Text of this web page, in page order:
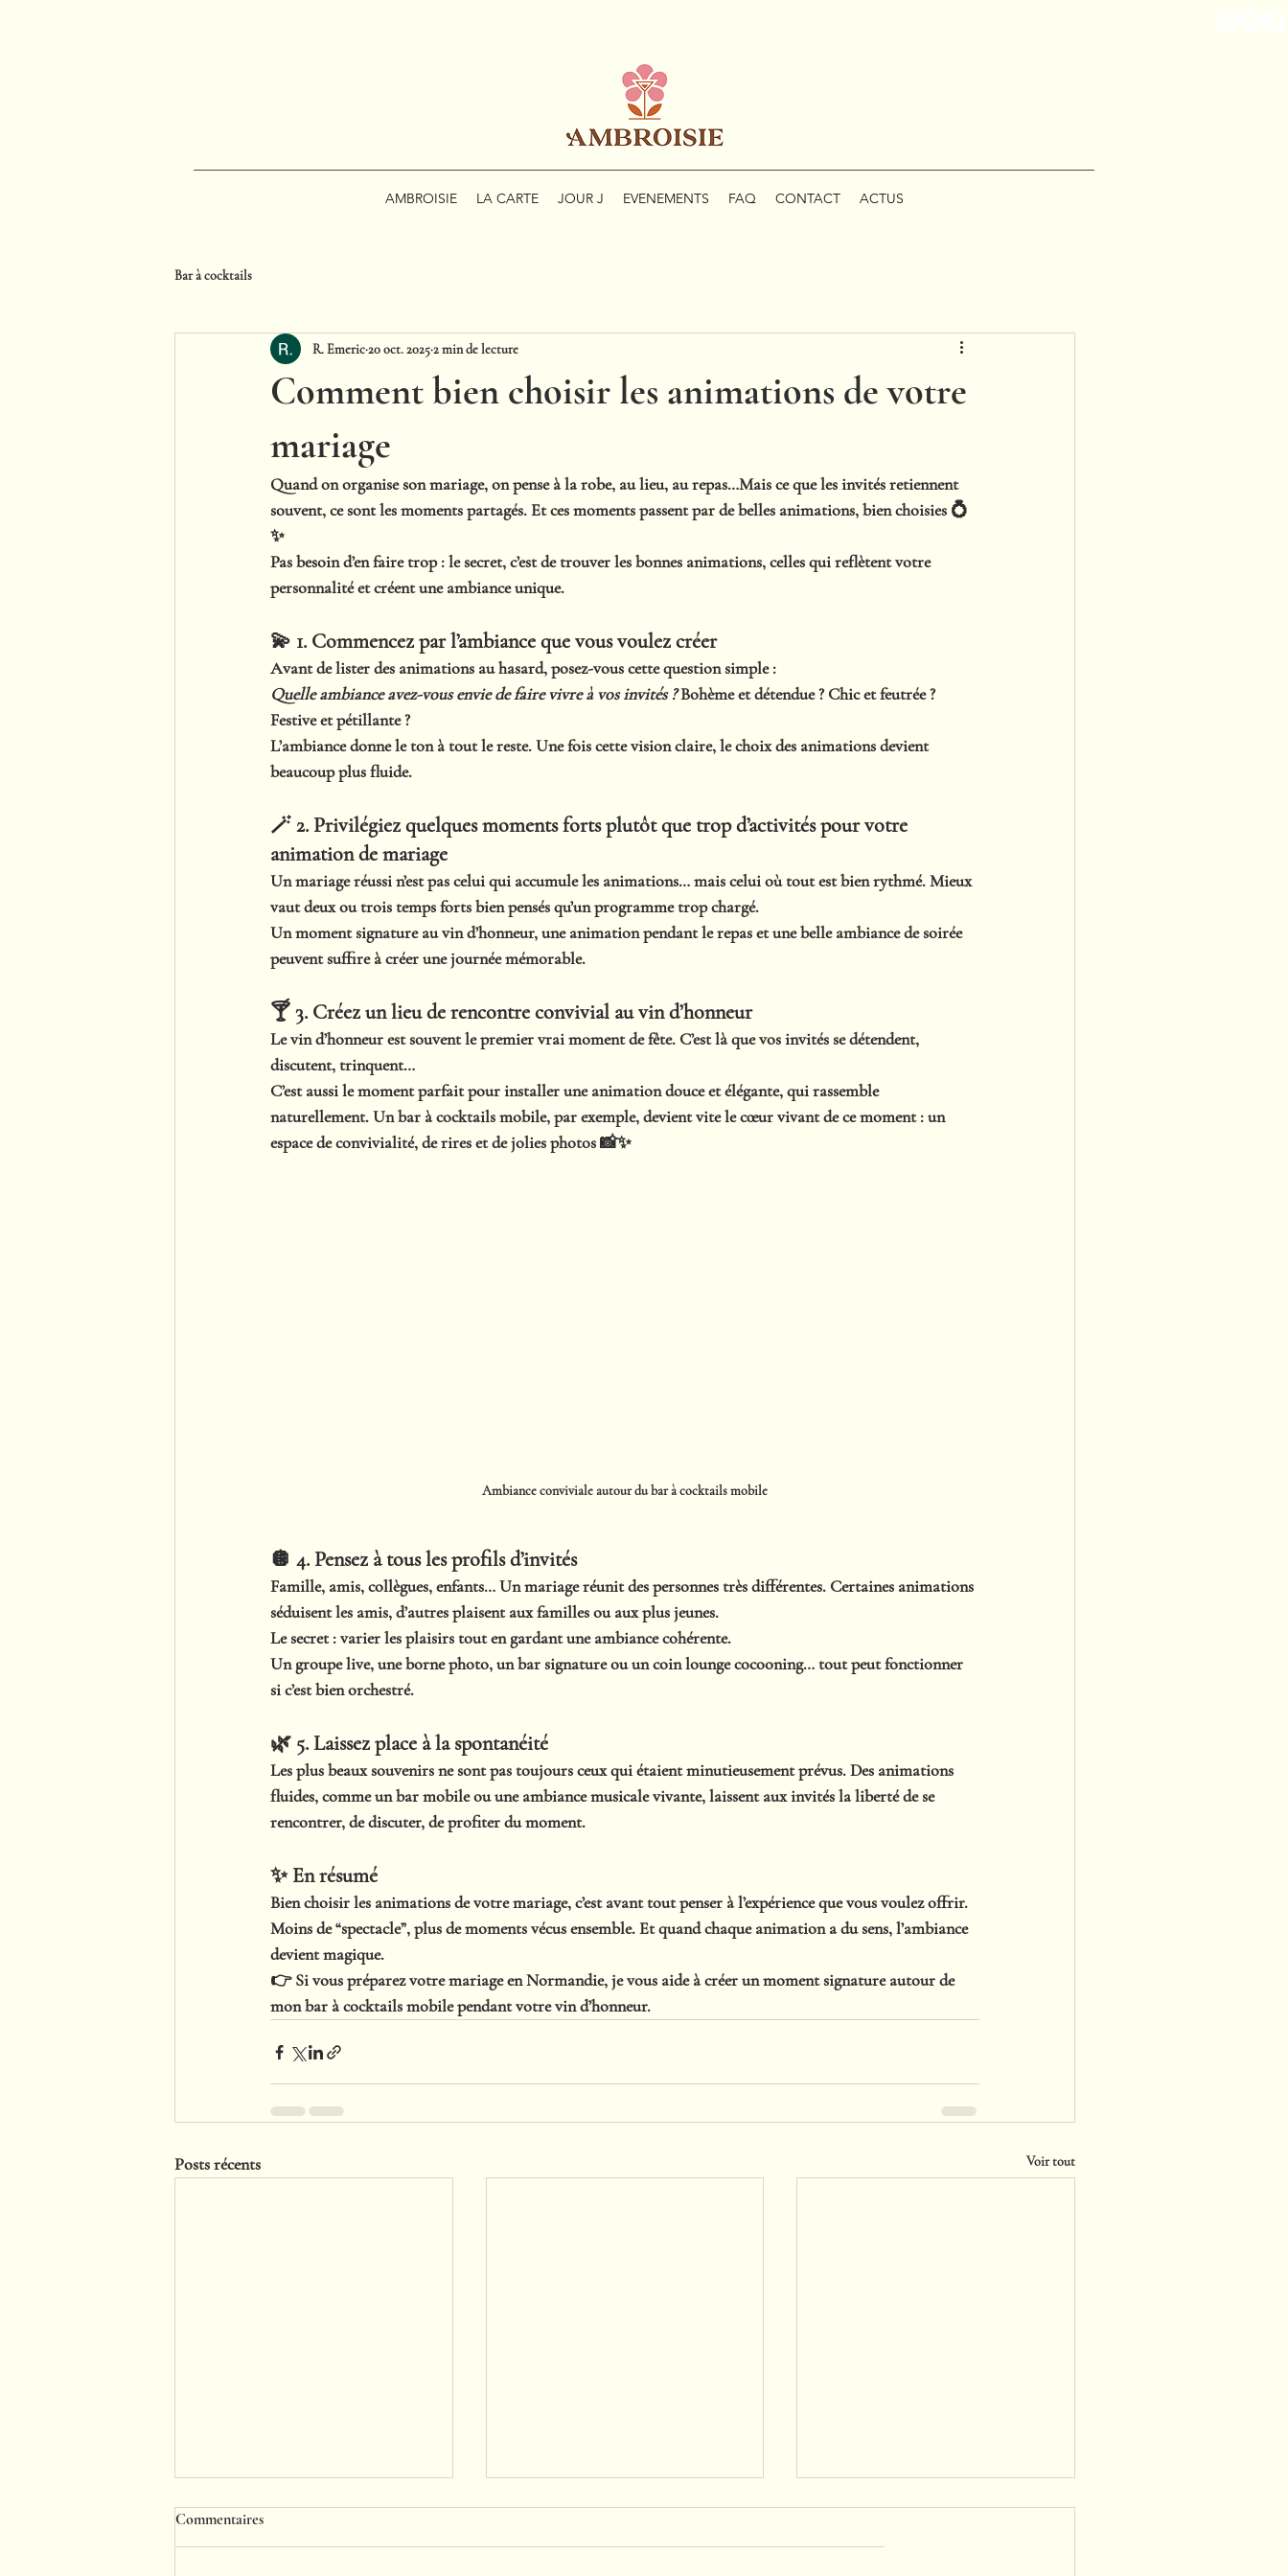
AMBROISIE LA CARTE JOUR J EVENEMENTS FAQ CONTACT ACTUS
Bar à cocktails
Comment bien choisir les animations de votre
mariage
R. Emeric20 oct. 20252 min de lecture
Quand on organise son mariage, on pense à la robe, au lieu, au repas…Mais ce que les invités retiennent
souvent, ce sont les moments partagés. Et ces moments passent par de belles animations, bien choisies 💍
✨
Pas besoin d’en faire trop : le secret, c’est de trouver les bonnes animations, celles qui reflètent votre
personnalité et créent une ambiance unique.
💫 1. Commencez par l’ambiance que vous voulez créer
Avant de lister des animations au hasard, posez-vous cette question simple :
Quelle ambiance avez-vous envie de faire vivre à vos invités ? Bohème et détendue ? Chic et feutrée ?
Festive et pétillante ?
L’ambiance donne le ton à tout le reste. Une fois cette vision claire, le choix des animations devient
beaucoup plus fluide.
🪄 2. Privilégiez quelques moments forts plutôt que trop d’activités pour votre
animation de mariage
Un mariage réussi n’est pas celui qui accumule les animations… mais celui où tout est bien rythmé. Mieux
vaut deux ou trois temps forts bien pensés qu’un programme trop chargé.
Un moment signature au vin d’honneur, une animation pendant le repas et une belle ambiance de soirée
peuvent suffire à créer une journée mémorable.
🍸 3. Créez un lieu de rencontre convivial au vin d’honneur
Le vin d’honneur est souvent le premier vrai moment de fête. C’est là que vos invités se détendent,
discutent, trinquent…
C’est aussi le moment parfait pour installer une animation douce et élégante, qui rassemble
naturellement. Un bar à cocktails mobile, par exemple, devient vite le cœur vivant de ce moment : un
espace de convivialité, de rires et de jolies photos 📸✨
Ambiance conviviale autour du bar à cocktails mobile
🪩 4. Pensez à tous les profils d’invités
Famille, amis, collègues, enfants… Un mariage réunit des personnes très différentes. Certaines animations
séduisent les amis, d’autres plaisent aux familles ou aux plus jeunes.
Le secret : varier les plaisirs tout en gardant une ambiance cohérente.
Un groupe live, une borne photo, un bar signature ou un coin lounge cocooning… tout peut fonctionner
si c’est bien orchestré.
🌿 5. Laissez place à la spontanéité
Les plus beaux souvenirs ne sont pas toujours ceux qui étaient minutieusement prévus. Des animations
fluides, comme un bar mobile ou une ambiance musicale vivante, laissent aux invités la liberté de se
rencontrer, de discuter, de profiter du moment.
✨ En résumé
Bien choisir les animations de votre mariage, c’est avant tout penser à l’expérience que vous voulez offrir.
Moins de “spectacle”, plus de moments vécus ensemble. Et quand chaque animation a du sens, l’ambiance
devient magique.
👉 Si vous préparez votre mariage en Normandie, je vous aide à créer un moment signature autour de
mon bar à cocktails mobile pendant votre vin d’honneur.
Posts récents Voir tout
Commentaires